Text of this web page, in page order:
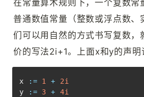
在常量算术规则下，一个复数常
普通数值常量（整数或浮点数、
们可以用自然的方式书写复数，
价的写法2i+1。上面x和y的声明
x := 1 +
2i
y
:= 3 + 4i